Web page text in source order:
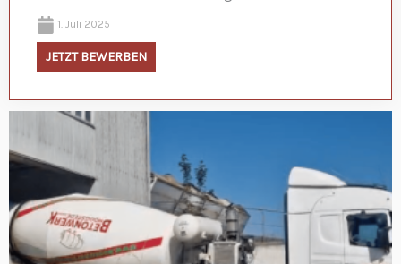
1. Juli 2025
JETZT BEWERBEN